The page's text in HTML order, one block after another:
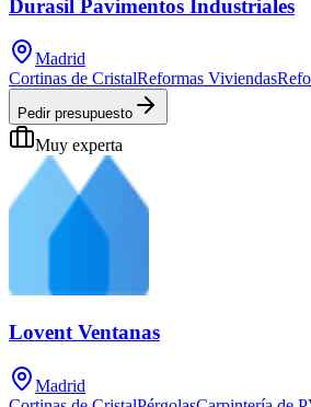
Durasil Pavimentos Industriales
Madrid
Cortinas de CristalReformas Viviendas
Pedir presupuesto
Muy experta
Lovent Ventanas
Madrid